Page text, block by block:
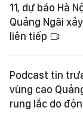
11, dự báo Hà
Quảng Ngãi
liên tiếp
Podcast tin
vùng cao
rung lắc do